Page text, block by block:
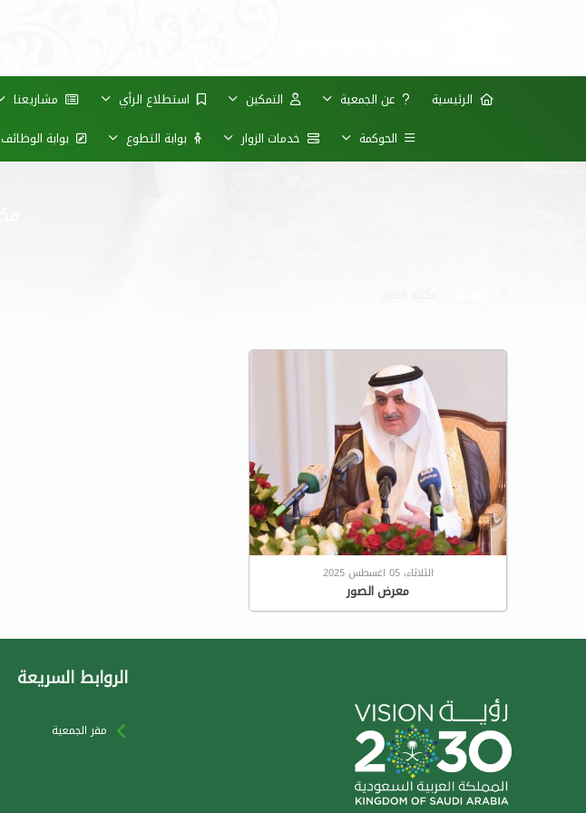
الرئيسية عن الجمعية التمكين استطلاع الرأي مشاريعنا
الحوكمة
خدمات الزوار بوابة التطوع بوابة الوظائف
الثلاثاء، 05 اغسطس 2025
معرض الصور
الروابط السريعة
مقر الجمعية